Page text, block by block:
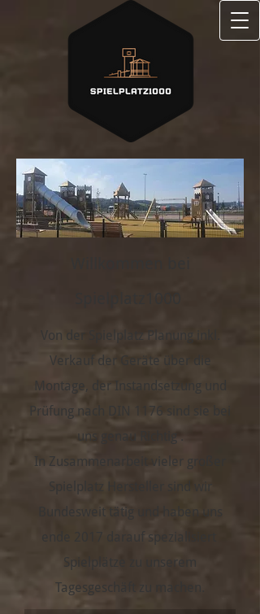
Von der Spielplatz Planung inkl.
Verkauf der Geräte über die
Montage, der Instandsetzung und
Prüfung nach DIN 1176 sind sie bei
uns genau Richtig .
In Zusammenarbeit vieler großer
Spielplatz Hersteller sind wir
Bundesweit tätig und haben uns
ende 2017 darauf spezialisiert
Spielplätze zu unserem
Tagesgeschäft zu machen.